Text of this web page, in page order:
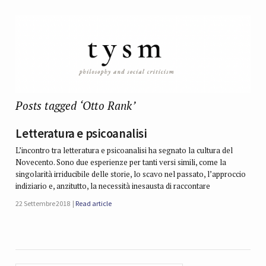
Posts tagged ‘Otto Rank’
Letteratura e psicoanalisi
L’incontro tra letteratura e psicoanalisi ha segnato la cultura del
Novecento. Sono due esperienze per tanti versi simili, come la
singolarità irriducibile delle storie, lo scavo nel passato, l’approccio
indiziario e, anzitutto, la necessità inesausta di raccontare
22 Settembre 2018 Read article